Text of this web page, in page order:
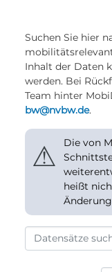
Suchen Sie hier
Inhalt der Daten
werden. Bei
Team hinter
bw@nvbw.de.
⚠
Die von
heißt